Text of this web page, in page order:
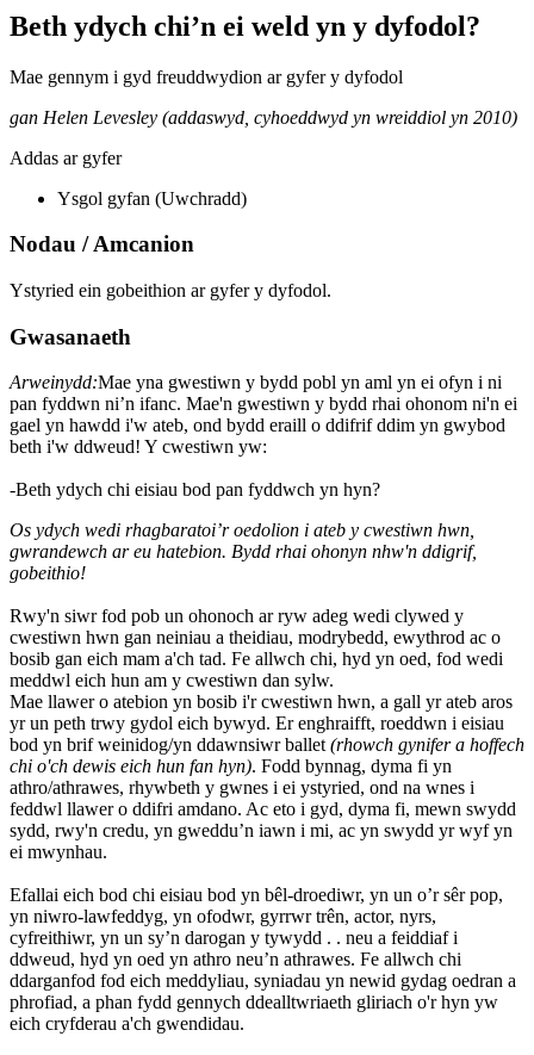
Beth ydych chi’n ei weld yn y dyfodol?
Mae gennym i gyd freuddwydion ar gyfer y dyfodol
gan Helen Levesley (addaswyd, cyhoeddwyd yn wreiddiol yn 2010)
Addas ar gyfer
Ysgol gyfan (Uwchradd)
Nodau / Amcanion
Ystyried ein gobeithion ar gyfer y dyfodol.
Gwasanaeth
Arweinydd:Mae yna gwestiwn y bydd pobl yn aml yn ei ofyn i ni
pan fyddwn ni’n ifanc. Mae'n gwestiwn y bydd rhai ohonom ni'n ei
gael yn hawdd i'w ateb, ond bydd eraill o ddifrif ddim yn gwybod
beth i'w ddweud! Y cwestiwn yw:
-Beth ydych chi eisiau bod pan fyddwch yn hyn?
Os ydych wedi rhagbaratoi’r oedolion i ateb y cwestiwn hwn,
gwrandewch ar eu hatebion. Bydd rhai ohonyn nhw'n ddigrif,
gobeithio!
Rwy'n siwr fod pob un ohonoch ar ryw adeg wedi clywed y
cwestiwn hwn gan neiniau a theidiau, modrybedd, ewythrod ac o
bosib gan eich mam a'ch tad. Fe allwch chi, hyd yn oed, fod wedi
meddwl eich hun am y cwestiwn dan sylw.
Mae llawer o atebion yn bosib i'r cwestiwn hwn, a gall yr ateb aros
yr un peth trwy gydol eich bywyd. Er enghraifft, roeddwn i eisiau
bod yn brif weinidog/yn ddawnsiwr ballet (rhowch gynifer a hoffech
chi o'ch dewis eich hun fan hyn). Fodd bynnag, dyma fi yn
athro/athrawes, rhywbeth y gwnes i ei ystyried, ond na wnes i
feddwl llawer o ddifri amdano. Ac eto i gyd, dyma fi, mewn swydd
sydd, rwy'n credu, yn gweddu’n iawn i mi, ac yn swydd yr wyf yn
ei mwynhau.
Efallai eich bod chi eisiau bod yn bêl-droediwr, yn un o’r sêr pop,
yn niwro-lawfeddyg, yn ofodwr, gyrrwr trên, actor, nyrs,
cyfreithiwr, yn un sy’n darogan y tywydd . . neu a feiddiaf i
ddweud, hyd yn oed yn athro neu’n athrawes. Fe allwch chi
ddarganfod fod eich meddyliau, syniadau yn newid gydag oedran a
phrofiad, a phan fydd gennych ddealltwriaeth gliriach o'r hyn yw
eich cryfderau a'ch gwendidau.